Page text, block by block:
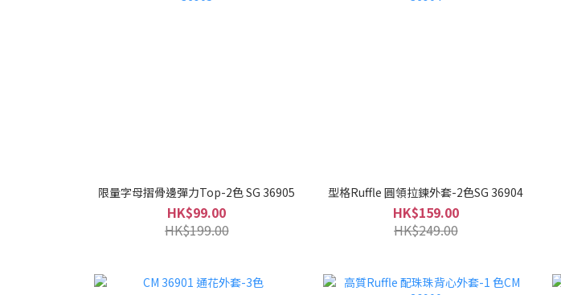
限量字母摺骨邊彈力Top-2色 SG 36905
HK$99.00
HK$199.00
型格Ruffle 圓領拉鍊外套-2色SG 36904
HK$159.00
HK$249.00